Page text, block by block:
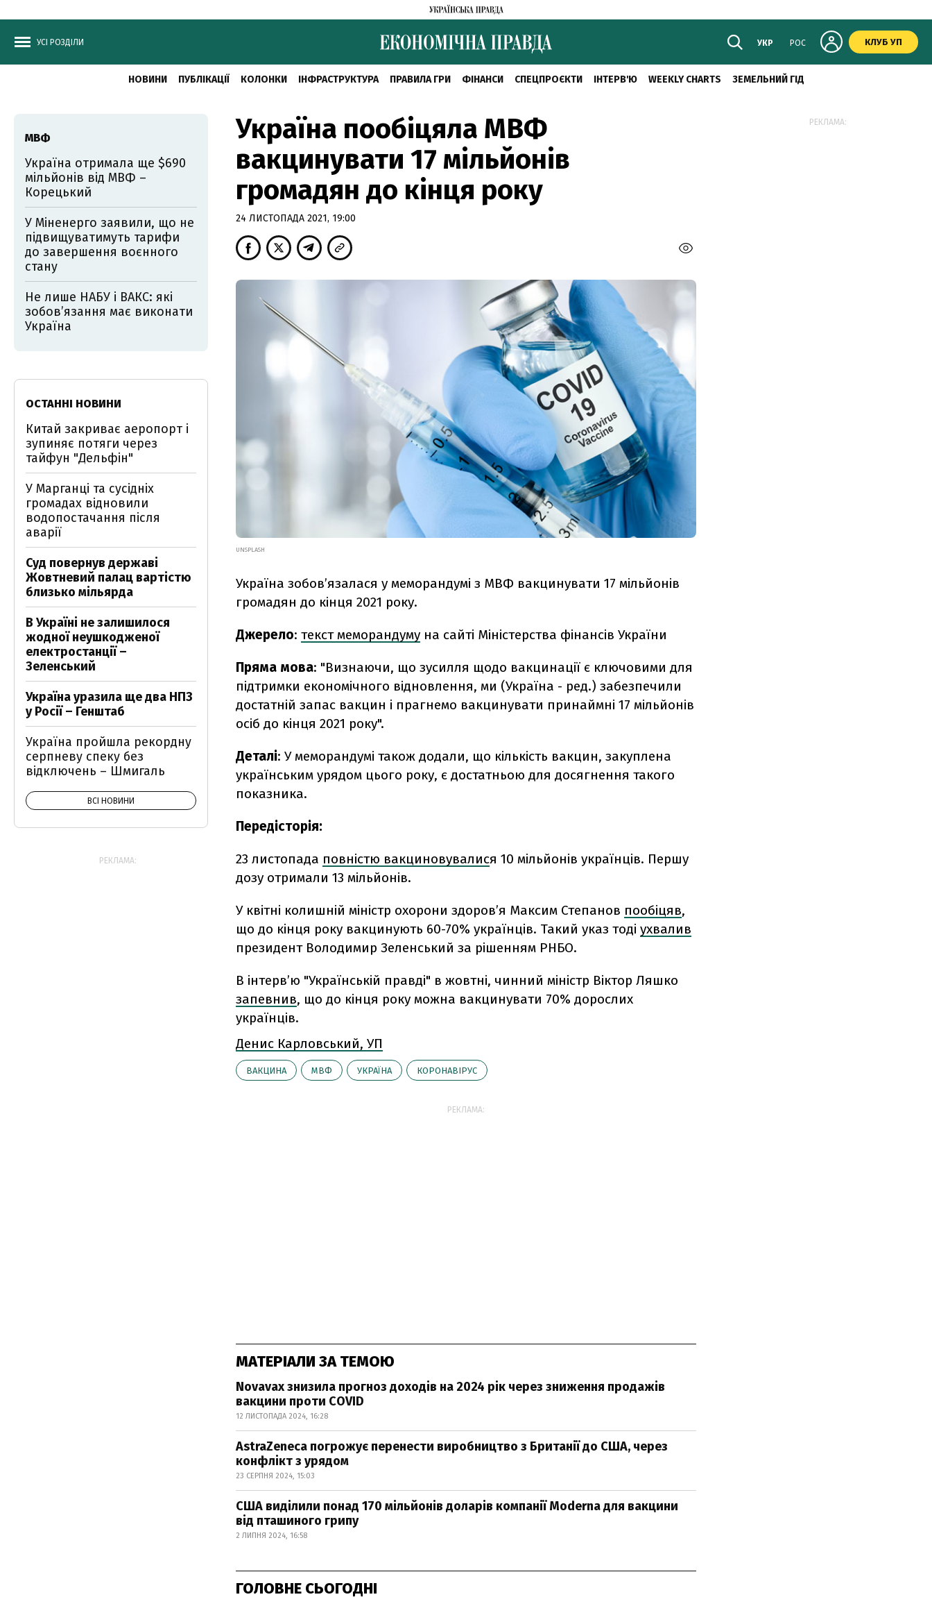
УСІ РОЗДІЛИ УКР РОС КЛУБ УП
НОВИНИ ПУБЛІКАЦІЇ КОЛОНКИ ІНФРАСТРУКТУРА ПРАВИЛА ГРИ ФІНАНСИ СПЕЦПРОЄКТИ ІНТЕРВ'Ю WEEKLY CHARTS ЗЕМЕЛЬНИЙ ГІД
Україна пообіцяла МВФ
вакцинувати 17 мільйонів
громадян до кінця року
24 ЛИСТОПАДА 2021, 19:00
UNSPLASH
Україна зобов’язалася у меморандумі з МВФ вакцинувати 17 мільйонів
громадян до кінця 2021 року.
Джерело: текст меморандуму на сайті Міністерства фінансів України
Пряма мова: "Визнаючи, що зусилля щодо вакцинації є ключовими для
підтримки економічного відновлення, ми (Україна - ред.) забезпечили
достатній запас вакцин і прагнемо вакцинувати принаймні 17 мільйонів
осіб до кінця 2021 року".
Деталі: У меморандумі також додали, що кількість вакцин, закуплена
українським урядом цього року, є достатньою для досягнення такого
показника.
Передісторія:
23 листопада повністю вакциновувалися 10 мільйонів українців. Першу
дозу отримали 13 мільйонів.
У квітні колишній міністр охорони здоров’я Максим Степанов пообіцяв,
що до кінця року вакцинують 60-70% українців. Такий указ тоді ухвалив
президент Володимир Зеленський за рішенням РНБО.
В інтерв’ю "Українській правді" в жовтні, чинний міністр Віктор Ляшко
запевнив, що до кінця року можна вакцинувати 70% дорослих
українців.
Денис Карловський, УП
ВАКЦИНА МВФ УКРАЇНА КОРОНАВІРУС
РЕКЛАМА:
МАТЕРІАЛИ ЗА ТЕМОЮ
Novavax знизила прогноз доходів на 2024 рік через зниження продажів
вакцини проти COVID
12 ЛИСТОПАДА 2024, 16:28
AstraZeneca погрожує перенести виробництво з Британії до США, через
конфлікт з урядом
23 СЕРПНЯ 2024, 15:03
США виділили понад 170 мільйонів доларів компанії Moderna для вакцини
від пташиного грипу
2 ЛИПНЯ 2024, 16:58
ГОЛОВНЕ СЬОГОДНІ
МВФ
Україна отримала ще $690
мільйонів від МВФ –
Корецький
У Міненерго заявили, що не
підвищуватимуть тарифи
до завершення воєнного
стану
Не лише НАБУ і ВАКС: які
зобов’язання має виконати
Україна
ОСТАННІ НОВИНИ
Китай закриває аеропорт і
зупиняє потяги через
тайфун "Дельфін"
У Марганці та сусідніх
громадах відновили
водопостачання після
аварії
Суд повернув державі
Жовтневий палац вартістю
близько мільярда
В Україні не залишилося
жодної неушкодженої
електростанції –
Зеленський
Україна уразила ще два НПЗ
у Росії – Генштаб
Україна пройшла рекордну
серпневу спеку без
відключень – Шмигаль
ВСІ НОВИНИ
РЕКЛАМА:
РЕКЛАМА: